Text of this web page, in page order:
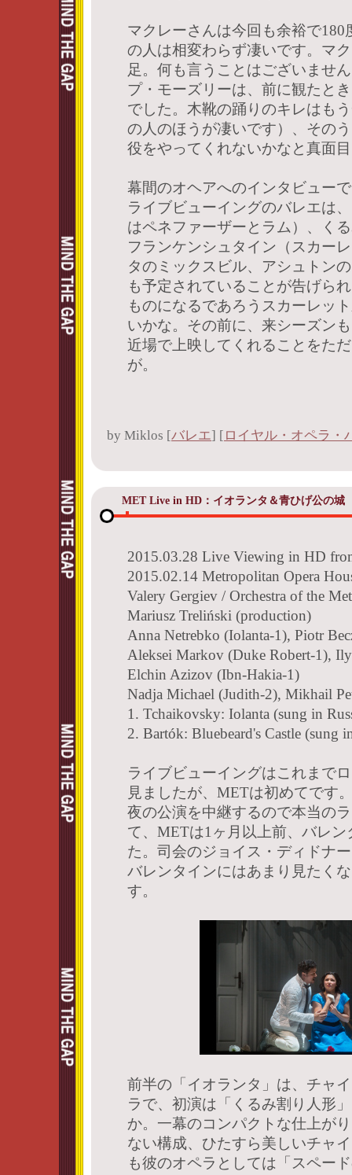
マクレーさんは今回も余裕で
の人は相変わらず凄いです。マ
足。何も言うことはございませ
プ・モーズリーは、前に観たと
でした。木靴の踊りのキレはも
の人のほうが凄いです）、その
役をやってくれないかなと真面
幕間のオヘアへのインタビュー
ライブビューイングのバレエは
はペネファーザーとラム）、く
フランケンシュタイン（スカー
タのミックスビル、アシュトン
も予定されていることが告げら
ものになるであろうスカーレッ
いかな。その前に、来シーズン
近場で上映してくれることをた
が。
by Miklos [バレエ] [ ロイヤル・オペラ・
MET Live in HD：イオランタ＆青ひげ公の城
2015.03.28 Live Viewing in HD
2015.02.14 Metropolitan Opera
Valery Gergiev / Orchestra of the
Mariusz Treliński (production)
Anna Netrebko (Iolanta-1), Piotr
Aleksei Markov (Duke Robert-1),
Elchin Azizov (Ibn-Hakia-1)
Nadja Michael (Judith-2), Mikhail
1. Tchaikovsky: Iolanta (sung in
2. Bartók: Bluebeard's Castle (sung
ライブビューイングはこれまで
見ましたが、METは初めてです
夜の公演を中継するので本当の
て、METは1ヶ月以上前、バレ
た。司会のジョイス・ディドナ
バレンタインにはあまり見たく
す。
前半の「イオランタ」は、チャ
ラで、初演は「くるみ割り人形
か。一幕のコンパクトな仕上が
ない構成、ひたすら美しいチャ
も彼のオペラとしては「スペー